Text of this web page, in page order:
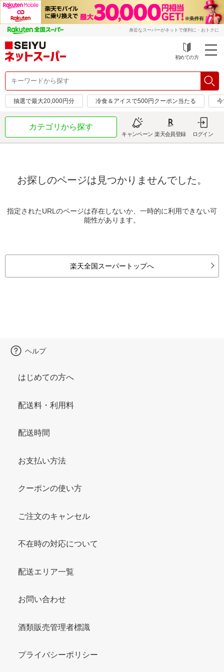
身近なスーパーがネットで便利に・おトクに
初めての方
抽選で最大20,000円分 冷食＆アイスで500円クーポン当たる
カテゴリから探す
キャンペーン 楽天会員登録 ログイン
お探しのページは見つかりませんでした。
指定されたURLのページは存在しないか、一時的に利用できない可
能性があります。
楽天全国スーパートップへ
ヘルプ
はじめての方へ
配送料・利用料
配送時間
お支払い方法
クーポンの使い方
ご注文のキャンセル
不在時の対応について
配送エリア一覧
お問い合わせ
酒類販売管理者標識
プライバシーポリシー